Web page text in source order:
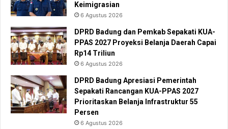
Keimigrasian
6 Agustus 2026
DPRD Badung dan Pemkab Sepakati KUA-
PPAS 2027 Proyeksi Belanja Daerah Capai
Rp14 Triliun
6 Agustus 2026
DPRD Badung Apresiasi Pemerintah
Sepakati Rancangan KUA-PPAS 2027
Prioritaskan Belanja Infrastruktur 55
Persen
6 Agustus 2026